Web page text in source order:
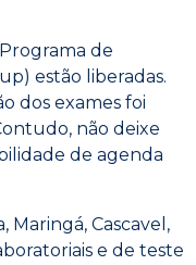
Programa de
estão liberadas.
dos exames foi
não deixe
de agenda
Maringá, Cascavel,
e de teste